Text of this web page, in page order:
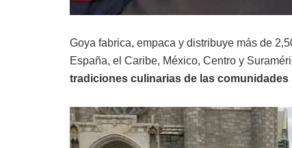
Goya fabrica, empaca y distribuye más de
España, el Caribe, México, Centro y
tradiciones culinarias de las